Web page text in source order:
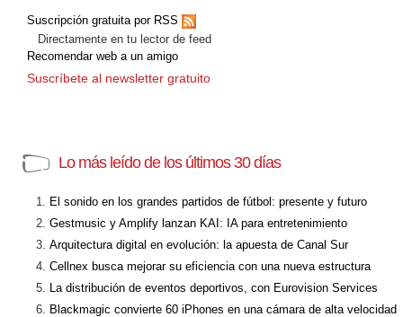
Suscripción gratuita por RSS
Directamente en tu lector de feed
Recomendar web a un amigo
Suscríbete al newsletter gratuito
Lo más leído de los últimos 30 días
El sonido en los grandes partidos de fútbol: presente y futuro
Gestmusic y Amplify lanzan KAI: IA para entretenimiento
Arquitectura digital en evolución: la apuesta de Canal Sur
Cellnex busca mejorar su eficiencia con una nueva estructura
La distribución de eventos deportivos, con Eurovision Services
Blackmagic convierte 60 iPhones en una cámara de alta velocidad